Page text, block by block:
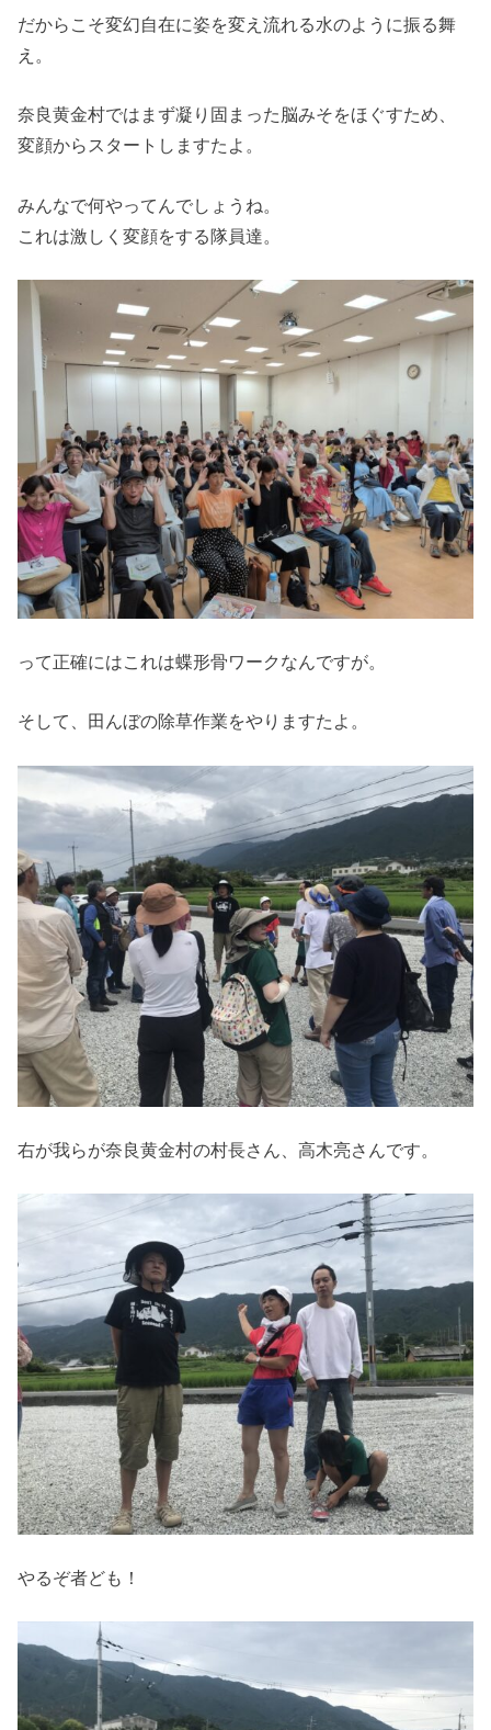
だからこそ変幻自在に姿を変え流れる水のように振る舞
え。
奈良黄金村ではまず凝り固まった脳みそをほぐすため、
変顔からスタートしますたよ。
みんなで何やってんでしょうね。
これは激しく変顔をする隊員達。
って正確にはこれは蝶形骨ワークなんですが。
そして、田んぼの除草作業をやりますたよ。
右が我らが奈良黄金村の村長さん、高木亮さんです。
やるぞ者ども！